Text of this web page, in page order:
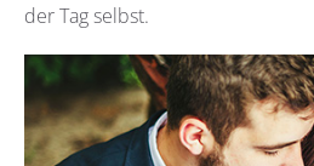
der Tag selbst.